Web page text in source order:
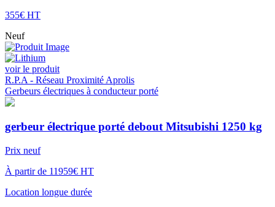
355€ HT
Neuf
voir le produit
R.P.A - Réseau Proximité Aprolis
Gerbeurs électriques à conducteur porté
gerbeur électrique porté debout Mitsubishi 1250 kg
Prix neuf
À partir de 11959€ HT
Location longue durée